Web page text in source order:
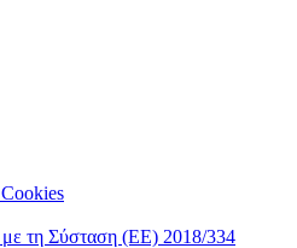
τη Σύσταση (ΕΕ) 2018/334